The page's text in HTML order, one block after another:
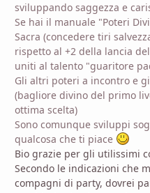
sviluppando saggezza e
Se hai il manuale "Poteri
Sacra (concedere tiri
rispetto al +2 della lancia
uniti al talento "guaritore
Gli altri poteri a incontro e
(bagliore divino del primo
ottima scelta)
Sono comunque sviluppi
qualcosa che ti piace
Bio grazie per gli utilissimi
Secondo le indicazioni che
compagni di party, dovrei